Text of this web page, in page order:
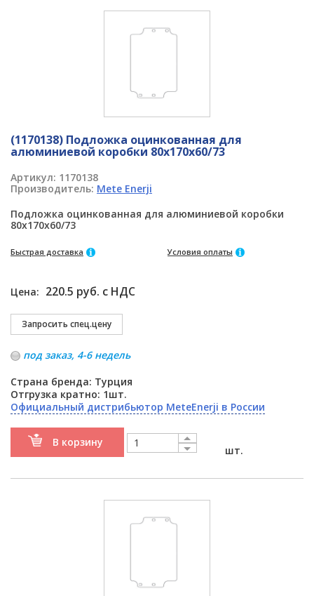
(1170138) Подложка оцинкованная для
алюминиевой коробки 80x170x60/73
Артикул: 1170138
Производитель: Mete Enerji
Подложка оцинкованная для алюминиевой коробки
80x170x60/73
Быстрая доставка Условия оплаты
Цена: 220.5 руб. с НДС
под заказ, 4-6 недель
Страна бренда: Турция
Отгрузка кратно: 1шт.
Официальный дистрибьютор MeteEnerji в России
В корзину
шт.